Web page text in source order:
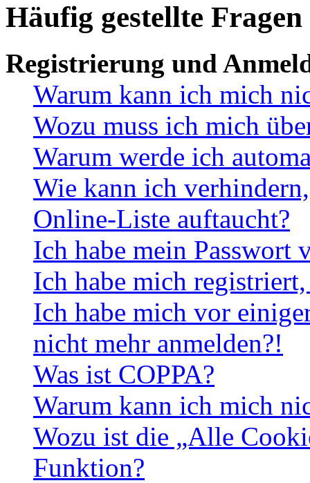
Häufig gestellte Fragen
Registrierung und
Warum kann ich mich
Wozu muss ich mich
Warum werde ich
Wie kann ich
Online-Liste auftaucht?
Ich habe mein Passwort
Ich habe mich
Ich habe mich vor
nicht mehr anmelden?!
Was ist COPPA?
Warum kann ich mich
Wozu ist die „Alle
Funktion?